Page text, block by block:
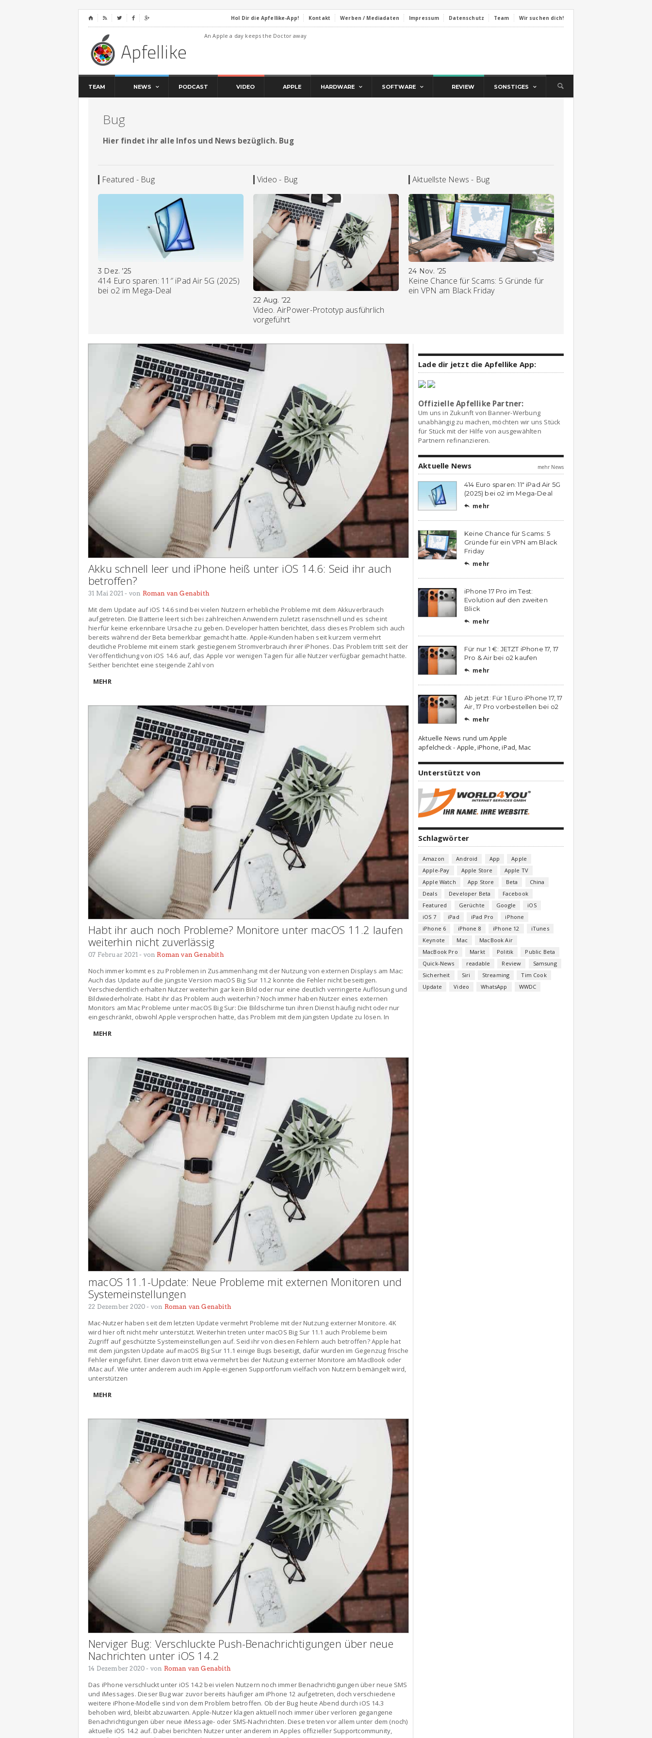
⌂     Hol Dir die Apfellike-App! Kontakt Werben / Mediadaten Impressum Datenschutz Team Wir suchen dich!
An Apple a day keeps the Doctor away
TEAM NEWS PODCAST VIDEO APPLE HARDWARE SOFTWARE REVIEW SONSTIGES
Bug
Hier findet ihr alle Infos und News bezüglich. Bug
Featured - Bug
3 Dez. ’25
414 Euro sparen: 11″ iPad Air 5G (2025)
bei o2 im Mega-Deal
Video - Bug
22 Aug. ’22
Video. AirPower-Prototyp ausführlich
vorgeführt
Aktuellste News - Bug
24 Nov. ’25
Keine Chance für Scams: 5 Gründe für
ein VPN am Black Friday
Akku schnell leer und iPhone heiß unter iOS 14.6: Seid ihr auch
betroffen?
31 Mai 2021 - von Roman van Genabith
Mit dem Update auf iOS 14.6 sind bei vielen Nutzern erhebliche Probleme mit dem Akkuverbrauch
aufgetreten. Die Batterie leert sich bei zahlreichen Anwendern zuletzt rasenschnell und es scheint
hierfür keine erkennbare Ursache zu geben. Developer hatten berichtet, dass dieses Problem sich auch
bereits während der Beta bemerkbar gemacht hatte. Apple-Kunden haben seit kurzem vermehrt
deutliche Probleme mit einem stark gestiegenem Stromverbrauch ihrer iPhones. Das Problem tritt seit der
Veröffentlichung von iOS 14.6 auf, das Apple vor wenigen Tagen für alle Nutzer verfügbar gemacht hatte.
Seither berichtet eine steigende Zahl von
MEHR
Habt ihr auch noch Probleme? Monitore unter macOS 11.2 laufen
weiterhin nicht zuverlässig
07 Februar 2021 - von Roman van Genabith
Noch immer kommt es zu Problemen in Zusammenhang mit der Nutzung von externen Displays am Mac:
Auch das Update auf die jüngste Version macOS Big Sur 11.2 konnte die Fehler nicht beseitigen.
Verschiedentlich erhalten Nutzer weiterhin gar kein Bild oder nur eine deutlich verringerte Auflösung und
Bildwiederholrate. Habt ihr das Problem auch weiterhin? Noch immer haben Nutzer eines externen
Monitors am Mac Probleme unter macOS Big Sur: Die Bildschirme tun ihren Dienst häufig nicht oder nur
eingeschränkt, obwohl Apple versprochen hatte, das Problem mit dem jüngsten Update zu lösen. In
MEHR
macOS 11.1-Update: Neue Probleme mit externen Monitoren und
Systemeinstellungen
22 Dezember 2020 - von Roman van Genabith
Mac-Nutzer haben seit dem letzten Update vermehrt Probleme mit der Nutzung externer Monitore. 4K
wird hier oft nicht mehr unterstützt. Weiterhin treten unter macOS Big Sur 11.1 auch Probleme beim
Zugriff auf geschützte Systemeinstellungen auf. Seid ihr von diesen Fehlern auch betroffen? Apple hat
mit dem jüngsten Update auf macOS Big Sur 11.1 einige Bugs beseitigt, dafür wurden im Gegenzug frische
Fehler eingeführt. Einer davon tritt etwa vermehrt bei der Nutzung externer Monitore am MacBook oder
iMac auf. Wie unter anderem auch im Apple-eigenen Supportforum vielfach von Nutzern bemängelt wird,
unterstützen
MEHR
Nerviger Bug: Verschluckte Push-Benachrichtigungen über neue
Nachrichten unter iOS 14.2
14 Dezember 2020 - von Roman van Genabith
Das iPhone verschluckt unter iOS 14.2 bei vielen Nutzern noch immer Benachrichtigungen über neue SMS
und iMessages. Dieser Bug war zuvor bereits häufiger am iPhone 12 aufgetreten, doch verschiedene
weitere iPhone-Modelle sind von dem Problem betroffen. Ob der Bug heute Abend durch iOS 14.3
behoben wird, bleibt abzuwarten. Apple-Nutzer klagen aktuell noch immer über verloren gegangene
Benachrichtigungen über neue iMessage- oder SMS-Nachrichten. Diese treten vor allem unter dem (noch)
aktuelle iOS 14.2 auf. Dabei berichten Nutzer unter anderem in Apples offizieller Supportcommunity,
Lade dir jetzt die Apfellike App:
Offizielle Apfellike Partner:
Um uns in Zukunft von Banner-Werbung
unabhängig zu machen, möchten wir uns Stück
für Stück mit der Hilfe von ausgewählten
Partnern refinanzieren.
Aktuelle News mehr News
414 Euro sparen: 11″ iPad Air 5G
(2025) bei o2 im Mega-Deal
 mehr
Keine Chance für Scams: 5
Gründe für ein VPN am Black
Friday
 mehr
iPhone 17 Pro im Test:
Evolution auf den zweiten
Blick
 mehr
Für nur 1 €: JETZT iPhone 17, 17
Pro & Air bei o2 kaufen
 mehr
Ab jetzt: Für 1 Euro iPhone 17, 17
Air, 17 Pro vorbestellen bei o2
 mehr
Aktuelle News rund um Apple
apfelcheck - Apple, iPhone, iPad, Mac
Unterstützt von
Schlagwörter
Amazon Android App
Apple
Apple-Pay
Apple Store
Apple TV
Apple Watch
App Store Beta
China
Deals
Developer Beta
Facebook
Featured
Gerüchte Google
iOS
iOS 7
iPad iPad Pro
iPhone
iPhone 6
iPhone 8 iPhone 12
iTunes
Keynote
Mac
MacBook Air
MacBook Pro
Markt Politik
Public Beta
Quick-News
readable Review
Samsung
Sicherheit
Siri Streaming
Tim Cook
Update
Video WhatsApp WWDC